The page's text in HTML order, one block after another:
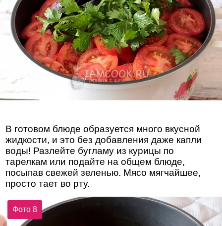
В готовом блюде образуется много вкусной
жидкости, и это без добавления даже капли
воды! Разлейте бугламу из курицы по
тарелкам или подайте на общем блюде,
посыпав свежей зеленью. Мясо мягчайшее,
просто тает во рту.
Фото 8